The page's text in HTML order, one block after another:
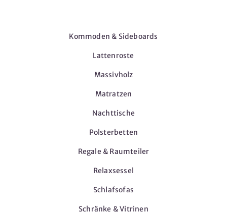
Kommoden & Sideboards
Lattenroste
Massivholz
Matratzen
Nachttische
Polsterbetten
Regale & Raumteiler
Relaxsessel
Schlafsofas
Schränke & Vitrinen